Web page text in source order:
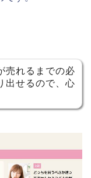
売れるまでの必
出せるので、心